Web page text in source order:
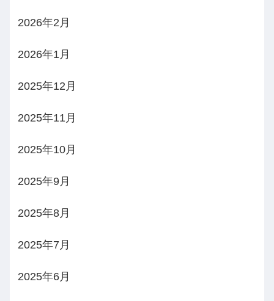
2026年2月
2026年1月
2025年12月
2025年11月
2025年10月
2025年9月
2025年8月
2025年7月
2025年6月